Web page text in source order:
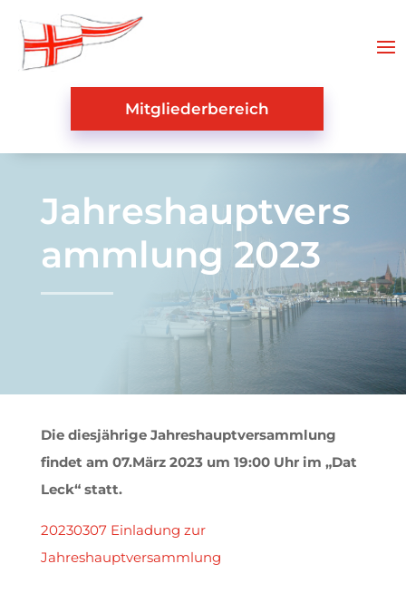
Mitgliederbereich
Jahreshauptvers
ammlung 2023
Die diesjährige Jahreshauptversammlung
findet am 07.März 2023 um 19:00 Uhr im „Dat
Leck“ statt.
20230307 Einladung zur
Jahreshauptversammlung